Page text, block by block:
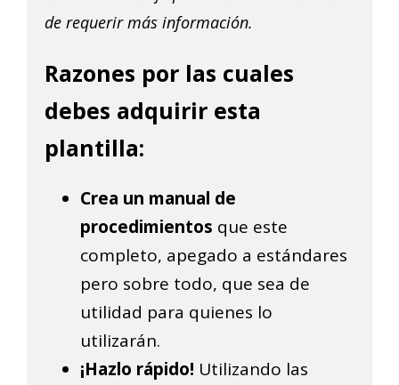
de requerir más información.
Razones por las cuales
debes adquirir esta
plantilla:
Crea un manual de
procedimientos que este
completo, apegado a estándares
pero sobre todo, que sea de
utilidad para quienes lo
utilizarán.
¡Hazlo rápido! Utilizando las